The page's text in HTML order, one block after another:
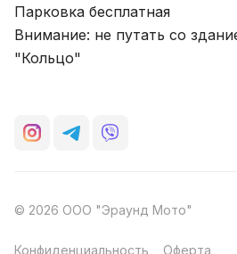
Парковка бесплатная
Внимание: не путать со
"Кольцо"
© 2026 ООО "Эраунд Мото"
Конфиденциальность Оферта